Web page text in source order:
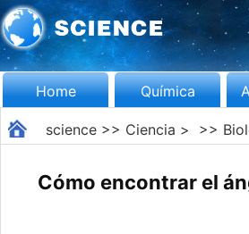
Home Química
science>> Ciencia > >>
Cómo encontrar el